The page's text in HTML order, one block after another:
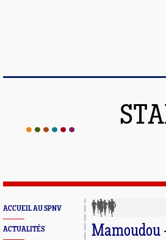
ACCUEIL AU SPNV
ACTUALITÉS
Mamoudou